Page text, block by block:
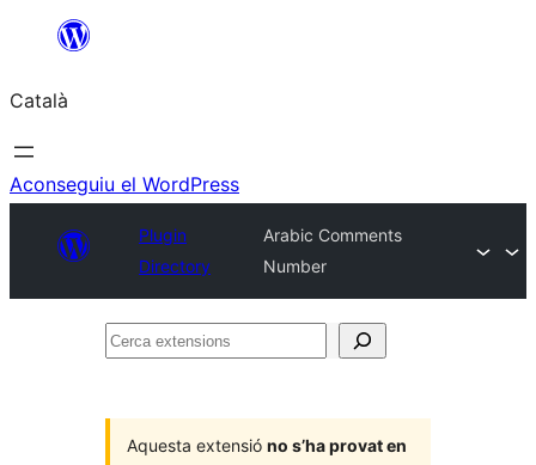
contingut
Català
Aconseguiu el WordPress
Plugin
Directory
Arabic Comments
Number
Cerca
Aquesta extensió no s’ha provat en